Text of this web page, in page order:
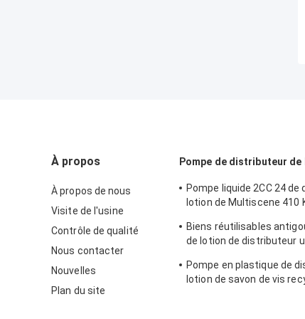
À propos
À propos de nous
Visite de l'usine
Contrôle de qualité
Nous contacter
Nouvelles
Plan du site
Pompe de distributeur
Pompe liquide 2CC 24
lotion de Multiscene 410
Biens réutilisables
de lotion de distributeur
Pompe en plastique de
lotion de savon de vis